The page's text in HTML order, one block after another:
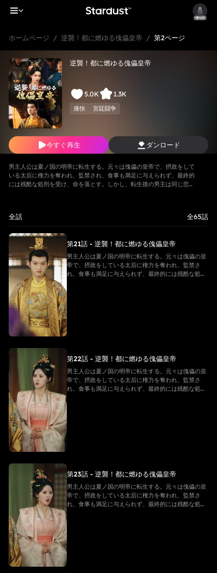
ホームページ / 逆襲！都に燃ゆる傀儡皇帝 / 第2ページ
逆襲！都に燃ゆる傀儡皇帝
5.0K 1.3K
痛快 宮廷闘争
今すぐ再生 ダンロード
男主人公は夏ノ国の明帝に転生する。元々は傀儡の皇帝で、摂政をして
いる太后に権力を奪われ、監禁され、食事も満足に与えられず、最終的
には残酷な処刑を受け、命を落とす。しかし、転生後の男主は同じ悲劇
る。そして、次々に迫る危機を解決していく
全話 全65話
第21話 - 逆襲！都に燃ゆる傀儡皇帝
男主人公は夏ノ国の明帝に転生する。元々は傀儡の皇
帝で、摂政をしている太后に権力を奪われ、監禁さ
れ、食事も満足に与えられず、最終的には残酷な処刑
劇を繰り返すことを拒み、強い意志で反逆的な太后た
ちと戦い始める。そして「帝王システム」という特別
な力を手に入れ、冷徹な決断を下し、太后の勢力を一
つずつ排除しながら自らを強化し、皇后の愛を勝ち取
る。そして、次々に迫る危機を解決していく
第22話 - 逆襲！都に燃ゆる傀儡皇帝
男主人公は夏ノ国の明帝に転生する。元々は傀儡の皇
帝で、摂政をしている太后に権力を奪われ、監禁さ
れ、食事も満足に与えられず、最終的には残酷な処刑
劇を繰り返すことを拒み、強い意志で反逆的な太后た
な力を手に入れ、冷徹な決断を下し、太后の勢力を一
つずつ排除しながら自らを強化し、皇后の愛を勝ち取
第23話 - 逆襲！都に燃ゆる傀儡皇帝
男主人公は夏ノ国の明帝に転生する。元々は傀儡の皇
帝で、摂政をしている太后に権力を奪われ、監禁さ
れ、食事も満足に与えられず、最終的には残酷な処刑
劇を繰り返すことを拒み、強い意志で反逆的な太后た
な力を手に入れ、冷徹な決断を下し、太后の勢力を一
る。そして、次々に迫る危機を解決していく